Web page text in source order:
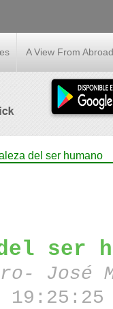
A View From Abroad
del ser humano
ser
José
19:25:25